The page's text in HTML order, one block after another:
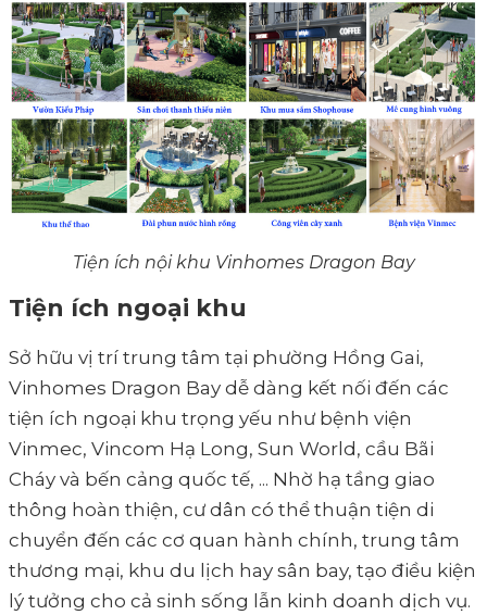
Tiện ích nội khu Vinhomes Dragon Bay
Tiện ích ngoại khu
Sở hữu vị trí trung tâm tại phường Hồng Gai,
Vinhomes Dragon Bay dễ dàng kết nối đến các
tiện ích ngoại khu trọng yếu như bệnh viện
Vinmec, Vincom Hạ Long, Sun World, cầu Bãi
Cháy và bến cảng quốc tế, ... Nhờ hạ tầng giao
thông hoàn thiện, cư dân có thể thuận tiện di
chuyển đến các cơ quan hành chính, trung tâm
thương mại, khu du lịch hay sân bay, tạo điều kiện
lý tưởng cho cả sinh sống lẫn kinh doanh dịch vụ.